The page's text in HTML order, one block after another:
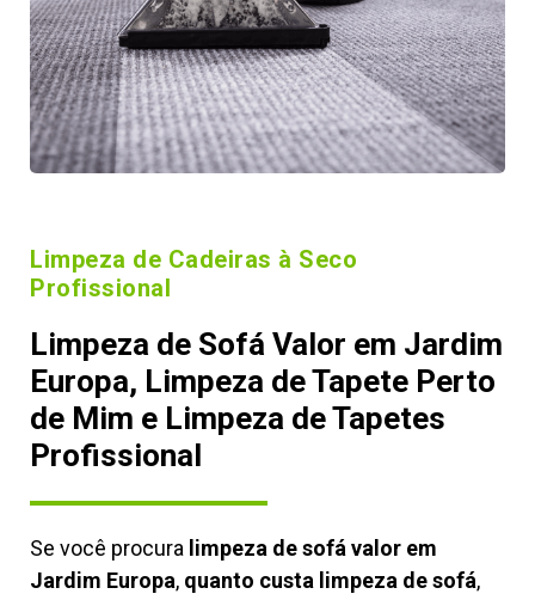
Limpeza de Cadeiras à Seco
Profissional
Limpeza de Sofá Valor em Jardim
Europa, Limpeza de Tapete Perto
de Mim e Limpeza de Tapetes
Profissional
Se você procura limpeza de sofá valor em
Jardim Europa, quanto custa limpeza de sofá,